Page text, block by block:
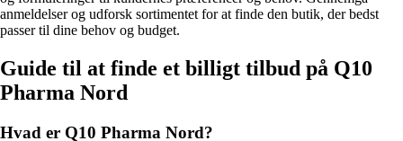
anmeldelser og udforsk sortimentet for at finde den butik, der bedst
passer til dine behov og budget.
Guide til at finde et billigt tilbud på Q10
Pharma Nord
Hvad er Q10 Pharma Nord?